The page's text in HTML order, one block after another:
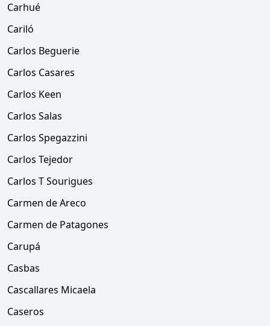
Carhué
Cariló
Carlos Beguerie
Carlos Casares
Carlos Keen
Carlos Salas
Carlos Spegazzini
Carlos Tejedor
Carlos T Sourigues
Carmen de Areco
Carmen de Patagones
Carupá
Casbas
Cascallares Micaela
Caseros